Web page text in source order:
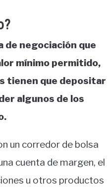
de negociación que
mínimo permitido,
tienen que depositar
algunos de los
un corredor de bolsa
cuenta de margen, el
u otros productos